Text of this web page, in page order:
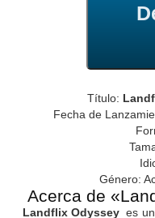
Título:
Fecha de
Género:
Acerca de
Landflix Odysseyes